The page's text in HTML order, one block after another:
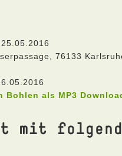
25.05.2016
76133
Bohlen als MP3
mit